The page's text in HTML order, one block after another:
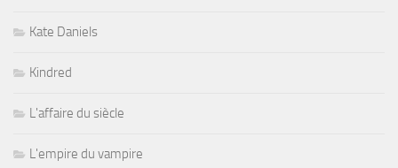
Kate Daniels
Kindred
L'affaire du siècle
L'empire du vampire